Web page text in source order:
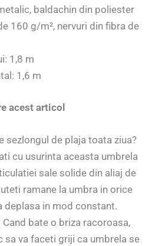
baldachin din poliester
160 g/m², nervuri din fibra de
1,8 m
1,6 m
acest articol
sezlongul de plaja toata ziua?
cu usurinta aceasta umbrela
sale solide din aliaj de
ramane la umbra in orice
deplasa in mod constant.
bate o briza racoroasa,
sa va faceti griji ca umbrela se